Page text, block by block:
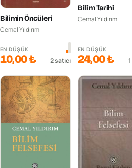
Bilimin Öncüleri
Cemal Yıldırım
EN DÜŞÜK
10,00 ₺ 2satıcı
Bilim Tarihi
Cemal Yıldırım
EN DÜŞÜK
24,00 ₺ 1